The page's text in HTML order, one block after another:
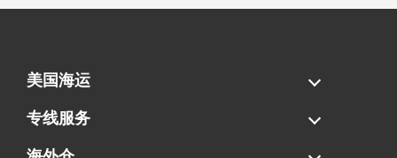
美国海运
海运拼柜
海运整柜
美国海卡
加拿大海运
专线服务
FBA专线直送
超大件专线
AWD专线
电池专线